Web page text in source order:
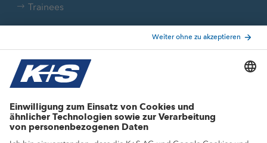
Trainees
Aktuelle Themen
Stellenangebote
Wachstumsprojekte
Innovation